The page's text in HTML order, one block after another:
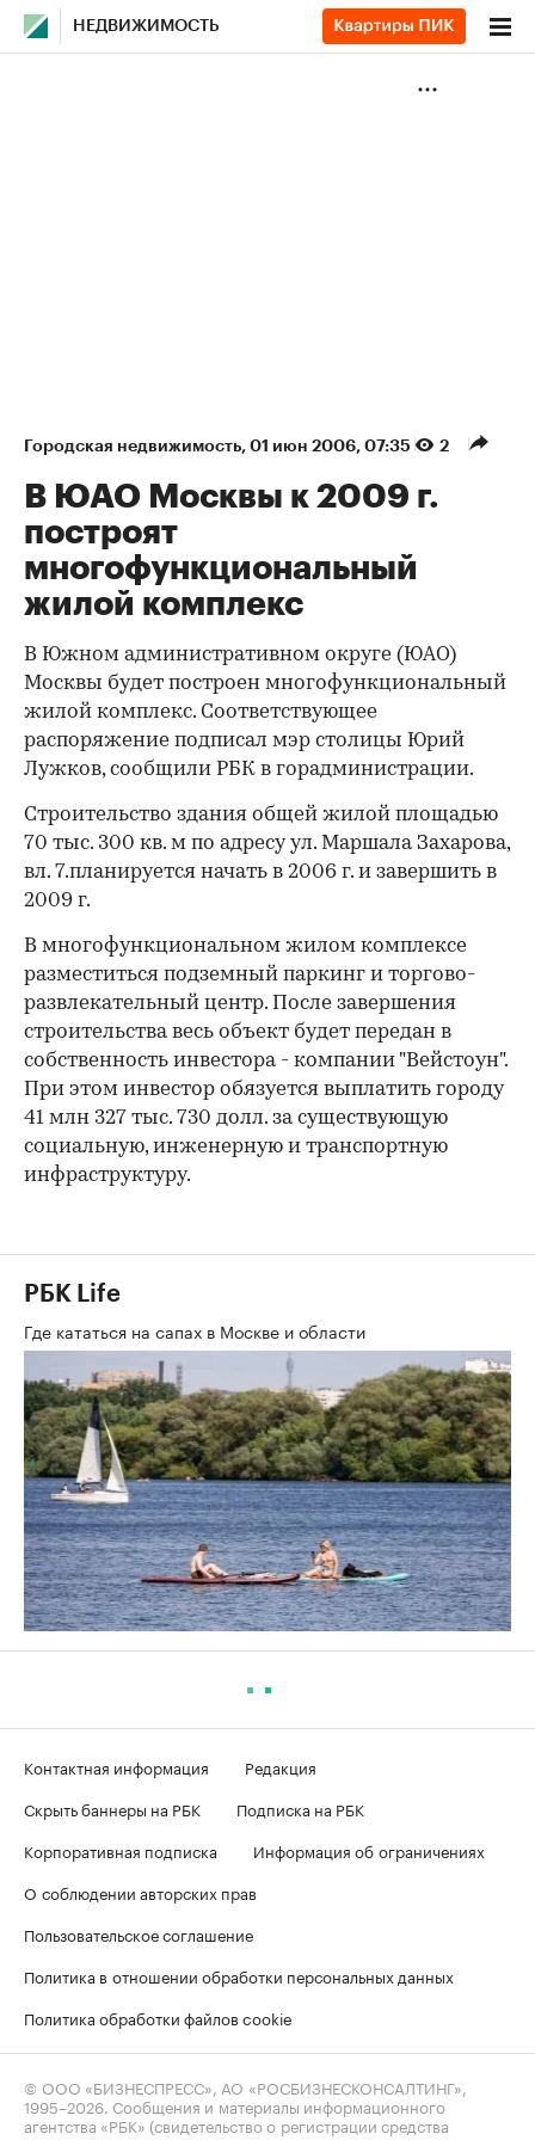
НЕДВИЖИМОСТЬ
Городская недвижимость⁠, 01 июн 2006, 07:35 2
В ЮАО Москвы к 2009 г.
построят
многофункциональный
жилой комплекс
В Южном административном округе (ЮАО)
Москвы будет построен многофункциональный
жилой комплекс. Соответствующее
распоряжение подписал мэр столицы Юрий
Лужков, сообщили РБК в горадминистрации.
Строительство здания общей жилой площадью
70 тыс. 300 кв. м по адресу ул. Маршала Захарова,
вл. 7.планируется начать в 2006 г. и завершить в
2009 г.
В многофункциональном жилом комплексе
разместиться подземный паркинг и торгово-
развлекательный центр. После завершения
строительства весь объект будет передан в
собственность инвестора - компании "Вейстоун".
При этом инвестор обязуется выплатить городу
41 млн 327 тыс. 730 долл. за существующую
социальную, инженерную и транспортную
инфраструктуру.
РБК Life
Где кататься на сапах в Москве и области
Контактная информация
Редакция
Скрыть баннеры на РБК
Подписка на РБК
Корпоративная подписка
Информация об ограничениях
О соблюдении авторских прав
Пользовательское соглашение
Политика в отношении обработки персональных данных
Политика обработки файлов cookie
© ООО «БИЗНЕСПРЕСС», АО «РОСБИЗНЕСКОНСАЛТИНГ»,
1995–2026. Сообщения и материалы информационного
агентства «РБК» (свидетельство о регистрации средства